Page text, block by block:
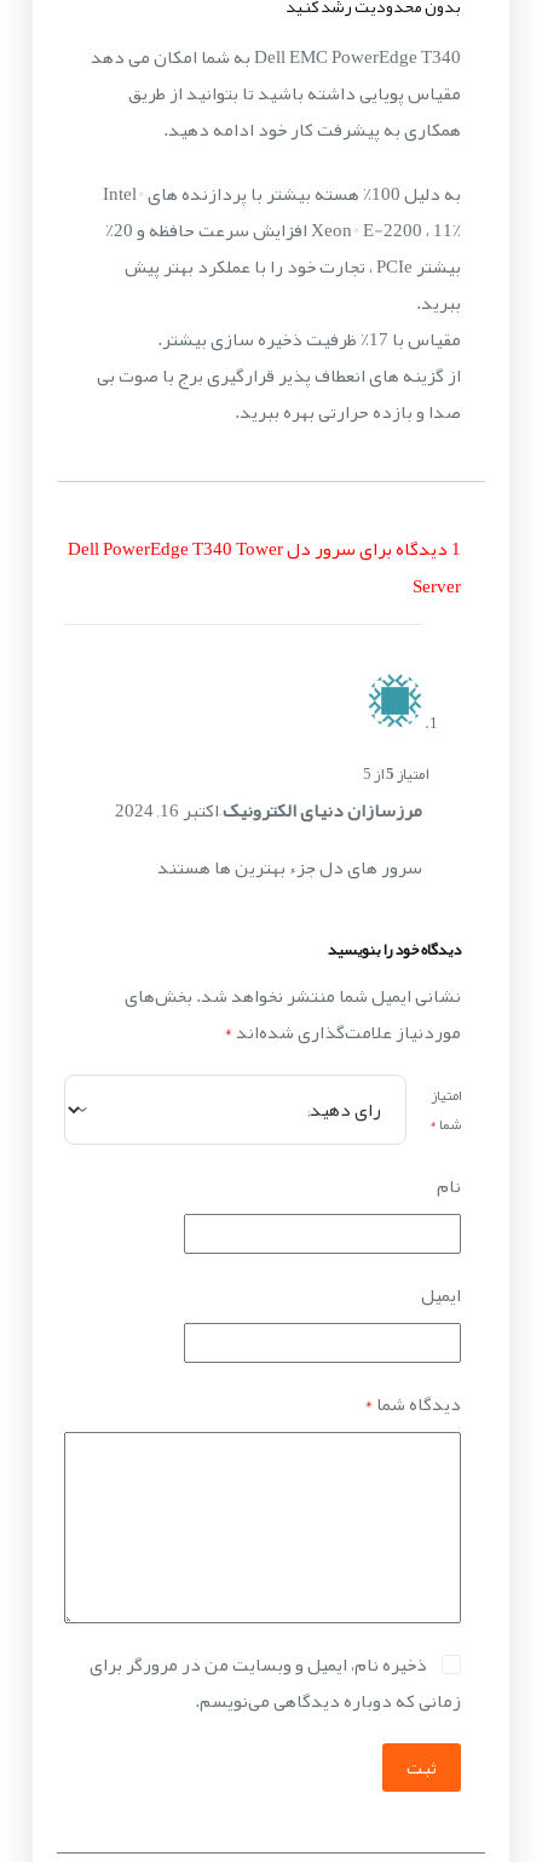
Dell EMC PowerEdge T340 به شما امکان می دهد
مقیاس پویایی داشته باشید تا بتوانید از طریق
همکاری به پیشرفت کار خود ادامه دهید.
به دلیل 100٪ هسته بیشتر با پردازنده های Intel®
Xeon® E-2200 ، 11٪ افزایش سرعت حافظه و 20٪
بیشتر PCIe ، تجارت خود را با عملکرد بهتر پیش
ببرید.
مقیاس با 17٪ ظرفیت ذخیره سازی بیشتر.
از گزینه های انعطاف پذیر قرارگیری برج با صوت بی
صدا و بازده حرارتی بهره ببرید.
1 دیدگاه برای
سرور دل Dell PowerEdge T340 Tower
Server
امتیاز5از 5
مرزسازان دنیای الکترونیک–اکتبر 16, 2024
سرور های دل جزء بهترین ها هستند
دیدگاه خود را بنویسید
نشانی ایمیل شما منتشر نخواهد شد.بخش‌های
موردنیاز علامت‌گذاری شده‌اند*
امتیاز
شما*
نام
ایمیل
دیدگاه شما*
ذخیره نام، ایمیل و وبسایت من در مرورگر برای
زمانی که دوباره دیدگاهی می‌نویسم.
ثبت